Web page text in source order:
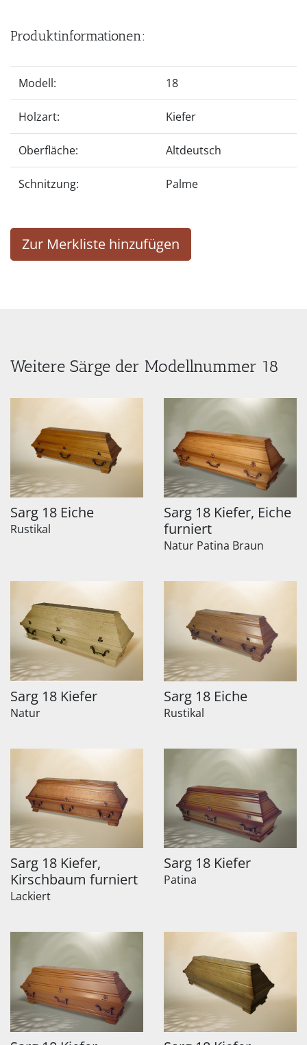
Produktinformationen:
Modell: 18
Holzart: Kiefer
Oberfläche: Altdeutsch
Schnitzung: Palme
Zur Merkliste hinzufügen
Weitere Särge der Modellnummer 18
Sarg 18 Eiche
Rustikal
Sarg 18 Kiefer, Eiche
furniert
Natur Patina Braun
Sarg 18 Kiefer
Natur
Sarg 18 Eiche
Rustikal
Sarg 18 Kiefer,
Kirschbaum furniert
Lackiert
Sarg 18 Kiefer
Patina